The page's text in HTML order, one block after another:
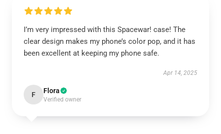
I’m very impressed with this Spacewar! case! The
clear design makes my phone’s color pop, and it has
been excellent at keeping my phone safe.
Apr 14, 2025
F Flora
Verified owner